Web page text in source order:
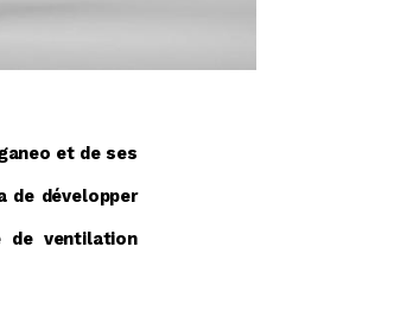
et de ses
de développer
de ventilation